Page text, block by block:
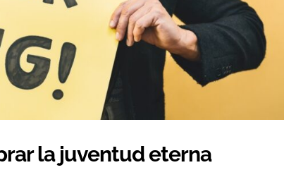
la juventud eterna